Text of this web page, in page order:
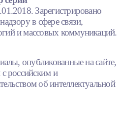
Зарегистрировано
в сфере связи,
и массовых коммуникаций.
опубликованные на сайте,
российским и
об интеллектуальной